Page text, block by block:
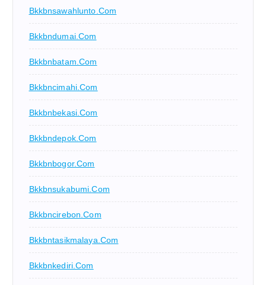
Bkkbnsawahlunto.com
Bkkbndumai.com
Bkkbnbatam.com
Bkkbncimahi.com
Bkkbnbekasi.com
Bkkbndepok.com
Bkkbnbogor.com
Bkkbnsukabumi.com
Bkkbncirebon.com
Bkkbntasikmalaya.com
Bkkbnkediri.com